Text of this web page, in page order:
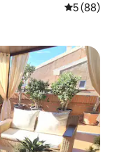
Nilai rata-
5 (88)